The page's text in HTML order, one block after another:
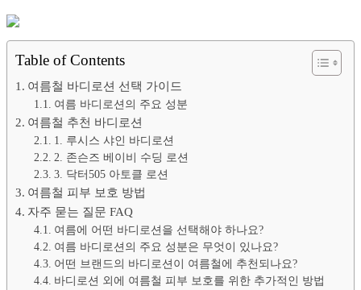
Table of Contents
여름철 바디로션 선택 가이드
여름 바디로션의 주요 성분
여름철 추천 바디로션
1. 루시스 샤인 바디로션
2. 존슨즈 베이비 수딩 로션
3. 닥터505 아토클 로션
여름철 피부 보호 방법
자주 묻는 질문 FAQ
여름에 어떤 바디로션을 선택해야 하나요?
여름 바디로션의 주요 성분은 무엇이 있나요?
어떤 브랜드의 바디로션이 여름철에 추천되나요?
바디로션 외에 여름철 피부 보호를 위한 추가적인 방법